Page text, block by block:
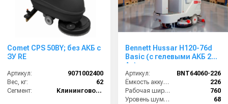
Comet CPS 50BY; без АКБ с
ЗУ RE
Артикул:
9071002400
Вес, кг:
62
Сегмент:
Клининговое оборудование
Bennett Hussar H120-76d
Basic (с гелевыми АКБ 226
Ач)
Артикул:
BNT64060-226
Ёмкость аккумулятора (Ач):
226
Рабочая ширина щеток (мм):
760
Уровень шума (дБ):
68